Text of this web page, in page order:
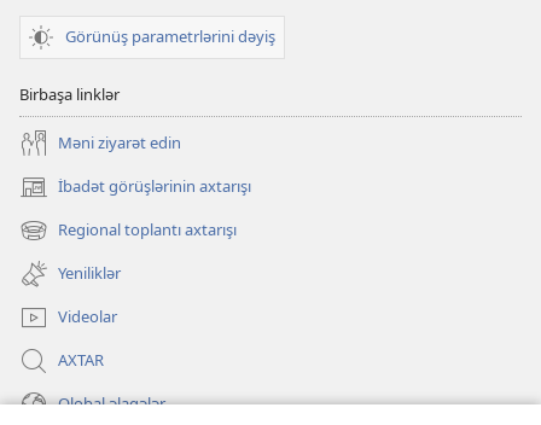
Görünüş parametrlərini dəyiş
Birbaşa linklər
Məni ziyarət edin
İbadət görüşlərinin axtarışı
(yeni
pəncərə
açılır)
Regional toplantı axtarışı
(yeni
pəncərə
açılır)
Yeniliklər
Videolar
AXTAR
Qlobal əlaqələr